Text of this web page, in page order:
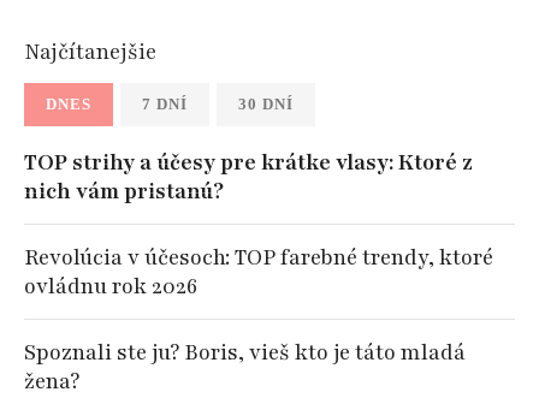
Najčítanejšie
DNES 7 DNÍ 30 DNÍ
TOP strihy a účesy pre krátke vlasy: Ktoré z
nich vám pristanú?
Revolúcia v účesoch: TOP farebné trendy, ktoré
ovládnu rok 2026
Spoznali ste ju? Boris, vieš kto je táto mladá
žena?